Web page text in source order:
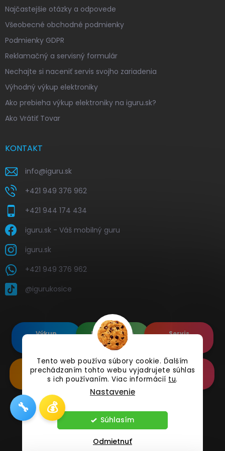
Tento web používa súbory cookie. Ďalším
prechádzaním tohto webu vyjadrujete súhlas
s ich používaním. Viac informácií tu.
Nastavenie
Odmietnuť
Súhlasím
Najčastejšie otázky a odpovede
Všeobecné obchodné podmienky
Podmienky GDPR
Reklamačný a servisný formulár
Nechajte si naceniť servis svojho zariadenia
Výhodný výkup elektroniky
Ako prebieha výkup elektroniky na iguru.sk?
Ako Vrátiť Tovar
KONTAKT
info@iguru.sk
+421 949 376 962
+421 944 174 434
iguru.sk - Váš mobilný guru
iguru.sk
+421 949 376 962
@igurukosice
Výkup
Renovované
Apple's
Servis
Renovované
Samsung's
Doplnkové
Príslušenstvo
Online
Reklamácia
Vytvoril Shoptet
Copyright 2026 iguru.sk. Všetky práva vyhradené.
🔧 💰